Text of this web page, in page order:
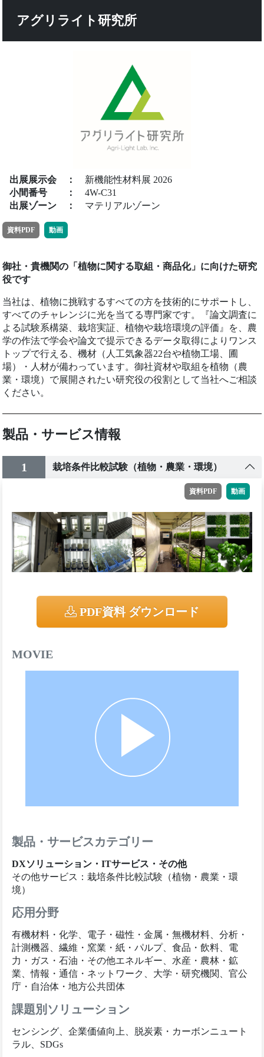
アグリライト研究所
出展展示会 ： 新機能性材料展 2026
小間番号
： 4W-C31
出展ゾーン ： マテリアルゾーン
資料PDF 動画
御社・貴機関の「植物に関する取組・商品化」に向けた研究
役です
当社は、植物に挑戦するすべての方を技術的にサポートし、
すべてのチャレンジに光を当てる専門家です。『論⽂調査に
よる試験系構築、栽培実証、植物や栽培環境の評価』を、農
学の作法で学会や論⽂で提⽰できるデータ取得によりワンス
トップで⾏える、機材（人工気象器22台や植物工場、圃
場）・人材が備わっています。御社資材や取組を植物（農
業・環境）で展開されたい研究役の役割として当社へご相談
ください。
製品・サービス情報
1 栽培条件比較試験（植物・農業・環境）
資料PDF 動画
PDF資料 ダウンロード
MOVIE
製品・サービスカテゴリー
DXソリューション・ITサービス・その他
その他サービス：栽培条件比較試験（植物・農業・環
境）
応用分野
有機材料・化学、電子・磁性・金属・無機材料、分析・
計測機器、繊維・窯業・紙・パルプ、食品・飲料、電
力・ガス・石油・その他エネルギー、水産・農林・鉱
業、情報・通信・ネットワーク、大学・研究機関、官公
庁・自治体・地方公共団体
課題別ソリューション
センシング、企業価値向上、脱炭素・カーボンニュート
ラル、SDGs